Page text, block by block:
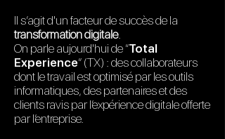
Il s’agit d'un facteur de succès de la
transformation digitale.
On parle aujourd'hui de “Total
Experience” (TX) : des collaborateurs
dont le travail est optimisé par les outils
informatiques, des partenaires et des
clients ravis par l’expérience digitale offerte
par l’entreprise.